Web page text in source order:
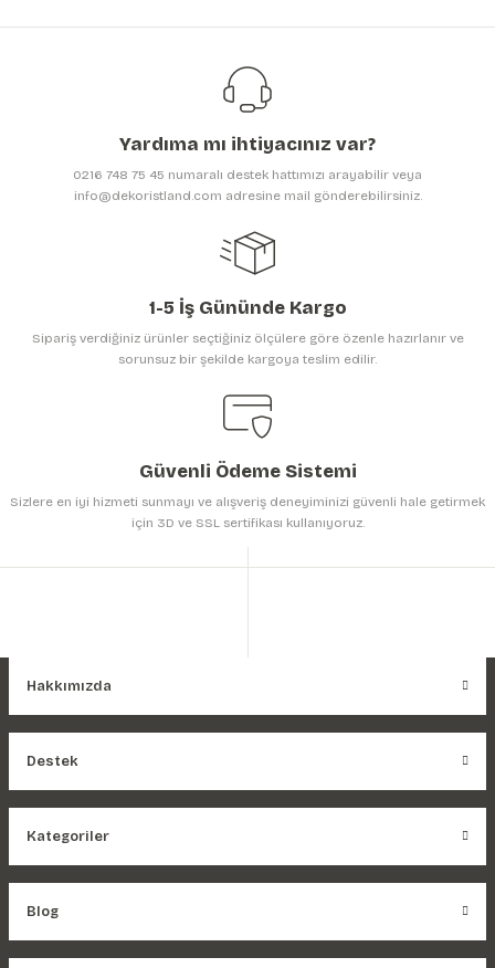
Görüş ve önerileriniz için teşekkür ederiz.
Ürün resmi kalitesiz, bozuk veya görüntülenemiyor.
Ürün bilgilerinde hatalar bulunuyor.
Gönder
Yardıma mı ihtiyacınız var?
0216 748 75 45 numaralı destek hattımızı arayabilir veya
info@dekoristland.com adresine mail gönderebilirsiniz.
1-5 İş Gününde Kargo
Sipariş verdiğiniz ürünler seçtiğiniz ölçülere göre özenle hazırlanır ve
sorunsuz bir şekilde kargoya teslim edilir.
Güvenli Ödeme Sistemi
Sizlere en iyi hizmeti sunmayı ve alışveriş deneyiminizi güvenli hale getirmek
için 3D ve SSL sertifikası kullanıyoruz.
Hakkımızda
Destek
Kategoriler
Blog